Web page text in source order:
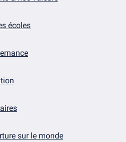
écoles
sur le monde